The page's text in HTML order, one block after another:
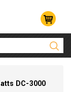
DC-3000